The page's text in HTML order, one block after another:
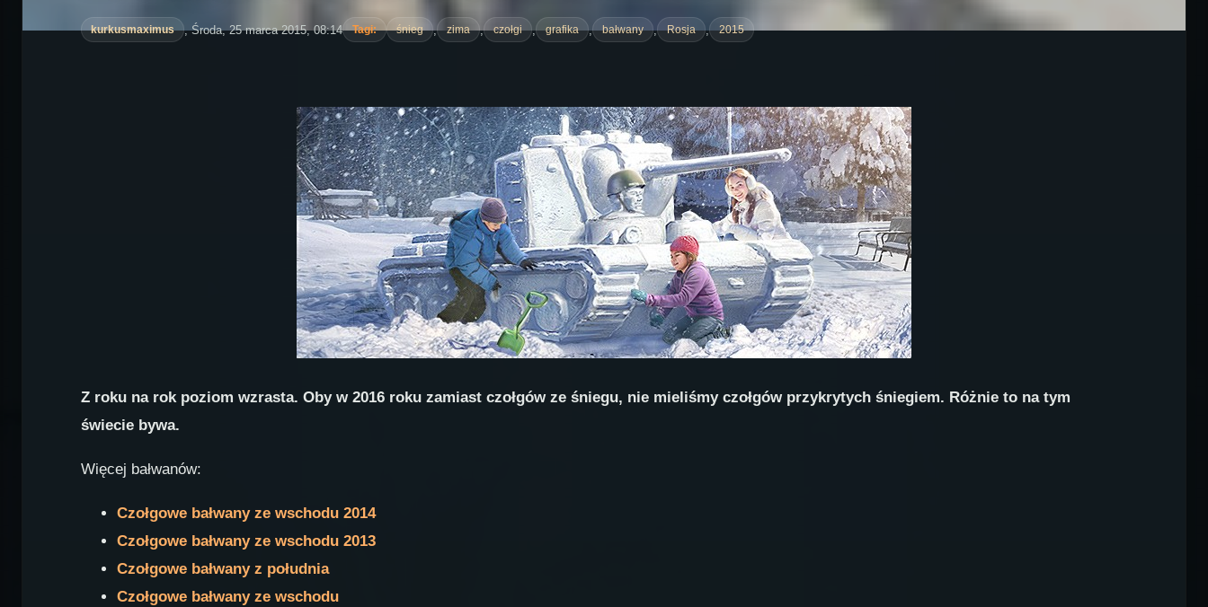
kurkusmaximus , Środa, 25 marca 2015, 08:14 Tagi: śnieg , zima , czołgi , grafika , bałwany , Rosja , 2015
Z roku na rok poziom wzrasta. Oby w 2016 roku zamiast czołgów ze śniegu, nie mieliśmy czołgów przykrytych śniegiem. Różnie to na tym
świecie bywa.
Więcej bałwanów:
Czołgowe bałwany ze wschodu 2014
Czołgowe bałwany ze wschodu 2013
Czołgowe bałwany z południa
Czołgowe bałwany ze wschodu